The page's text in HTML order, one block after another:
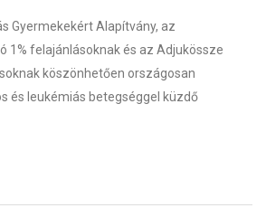
Gyermekekért Alapítvány, az
1% felajánlásoknak és az Adjukössze
köszönhetően országosan
és leukémiás betegséggel küzdő